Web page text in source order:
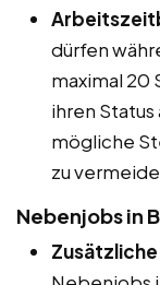
dürfen
maximal 20
ihren
mögliche
zu
Nebenjobs in